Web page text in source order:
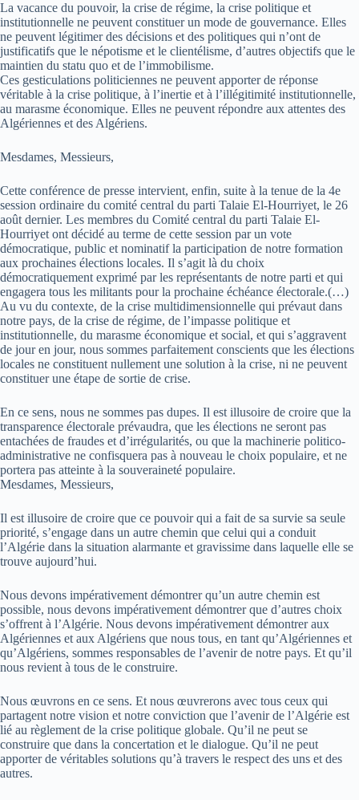
La vacance du pouvoir, la crise de régime, la crise politique et
institutionnelle ne peuvent constituer un mode de gouvernance. Elles
ne peuvent légitimer des décisions et des politiques qui n’ont de
justificatifs que le népotisme et le clientélisme, d’autres objectifs que le
maintien du statu quo et de l’immobilisme.
Ces gesticulations politiciennes ne peuvent apporter de réponse
véritable à la crise politique, à l’inertie et à l’illégitimité institutionnelle,
au marasme économique. Elles ne peuvent répondre aux attentes des
Algériennes et des Algériens.
Mesdames, Messieurs,
Cette conférence de presse intervient, enfin, suite à la tenue de la 4e
session ordinaire du comité central du parti Talaie El-Hourriyet, le 26
août dernier. Les membres du Comité central du parti Talaie El-
Hourriyet ont décidé au terme de cette session par un vote
démocratique, public et nominatif la participation de notre formation
aux prochaines élections locales. Il s’agit là du choix
démocratiquement exprimé par les représentants de notre parti et qui
engagera tous les militants pour la prochaine échéance électorale.(…)
Au vu du contexte, de la crise multidimensionnelle qui prévaut dans
notre pays, de la crise de régime, de l’impasse politique et
institutionnelle, du marasme économique et social, et qui s’aggravent
de jour en jour, nous sommes parfaitement conscients que les élections
locales ne constituent nullement une solution à la crise, ni ne peuvent
constituer une étape de sortie de crise.
En ce sens, nous ne sommes pas dupes. Il est illusoire de croire que la
transparence électorale prévaudra, que les élections ne seront pas
entachées de fraudes et d’irrégularités, ou que la machinerie politico-
administrative ne confisquera pas à nouveau le choix populaire, et ne
portera pas atteinte à la souveraineté populaire.
Mesdames, Messieurs,
Il est illusoire de croire que ce pouvoir qui a fait de sa survie sa seule
priorité, s’engage dans un autre chemin que celui qui a conduit
l’Algérie dans la situation alarmante et gravissime dans laquelle elle se
trouve aujourd’hui.
Nous devons impérativement démontrer qu’un autre chemin est
possible, nous devons impérativement démontrer que d’autres choix
s’offrent à l’Algérie. Nous devons impérativement démontrer aux
Algériennes et aux Algériens que nous tous, en tant qu’Algériennes et
qu’Algériens, sommes responsables de l’avenir de notre pays. Et qu’il
nous revient à tous de le construire.
Nous œuvrons en ce sens. Et nous œuvrerons avec tous ceux qui
partagent notre vision et notre conviction que l’avenir de l’Algérie est
lié au règlement de la crise politique globale. Qu’il ne peut se
construire que dans la concertation et le dialogue. Qu’il ne peut
apporter de véritables solutions qu’à travers le respect des uns et des
autres.